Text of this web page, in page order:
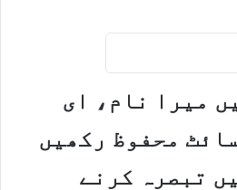
میرا نام، ای
محفوظ رکھیں
تبصرہ کرنے